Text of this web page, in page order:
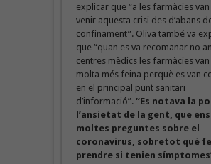
explicar que “a les farmàcies
venir aquesta crisi des d’abans
confinament”. Oliva també va
que “quan es va recomanar no
centres mèdics les farmàcies
molta més feina perquè es van
en el principal punt sanitari
d’informació”. “Es notava la
l’ansietat de la gent, que
moltes preguntes sobre el
coronavirus, sobretot què
prendre si tenien